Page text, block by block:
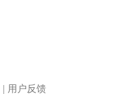
用户反馈